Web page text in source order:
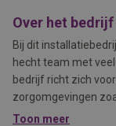
voor
Over het bedrijf
Bij dit
hecht team met
bedrijf richt zich
zorgomgevingen
uit voor andere
Toon meer